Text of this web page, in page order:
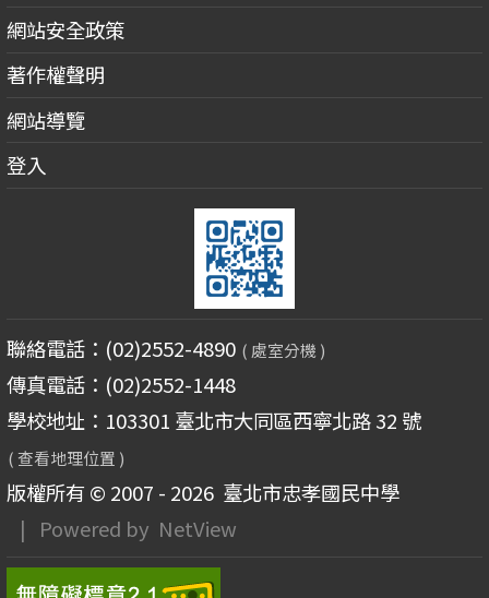
網站安全政策
著作權聲明
網站導覽
登入
聯絡電話：(02)2552-4890 ( 處室分機 )
傳真電話：(02)2552-1448
學校地址：103301 臺北市大同區西寧北路 32 號
( 查看地理位置 )
版權所有 © 2007 - 2026臺北市忠孝國民中學
| Powered by NetView